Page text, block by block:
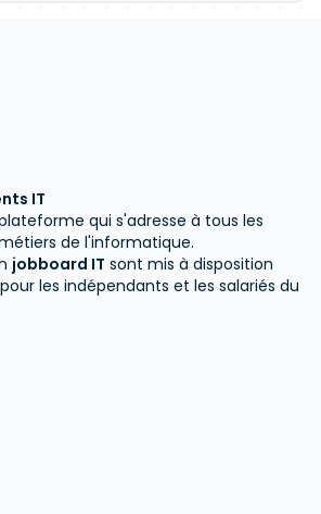
IT
qui s'adresse à tous les
de l'informatique.
jobboard IT sont mis à disposition
les indépendants et les salariés du